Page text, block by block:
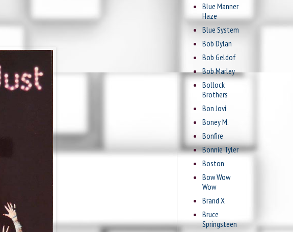
Blue Manner
Haze
Blue System
Bob Dylan
Bob Geldof
Bob Marley
Bollock
Brothers
Bon Jovi
Boney M.
Bonfire
Bonnie Tyler
Boston
Bow Wow
Wow
Brand X
Bruce
Springsteen